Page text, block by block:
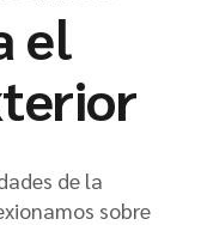
el
de la
sobre